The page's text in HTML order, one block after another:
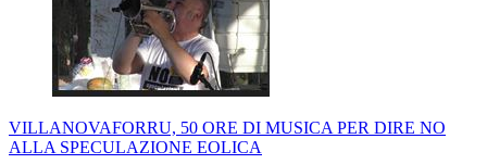
VILLANOVAFORRU, 50 ORE DI MUSICA PER DIRE NO
ALLA SPECULAZIONE EOLICA